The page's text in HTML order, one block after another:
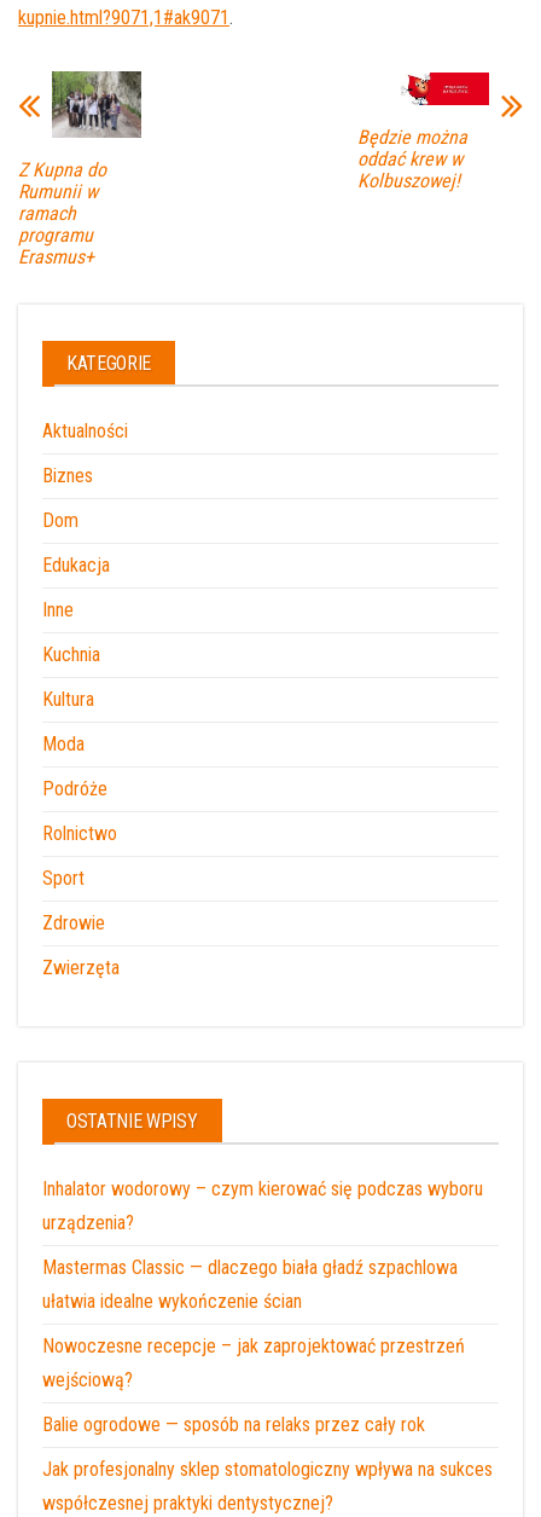
kupnie.html?9071,1#ak9071.
Z Kupna do
Rumunii w
ramach
programu
Erasmus+
Będzie można
oddać krew w
Kolbuszowej!
KATEGORIE
Aktualności
Biznes
Dom
Edukacja
Inne
Kuchnia
Kultura
Moda
Podróże
Rolnictwo
Sport
Zdrowie
Zwierzęta
OSTATNIE WPISY
Inhalator wodorowy – czym kierować się podczas wyboru
urządzenia?
Mastermas Classic — dlaczego biała gładź szpachlowa
ułatwia idealne wykończenie ścian
Nowoczesne recepcje – jak zaprojektować przestrzeń
wejściową?
Balie ogrodowe — sposób na relaks przez cały rok
Jak profesjonalny sklep stomatologiczny wpływa na sukces
współczesnej praktyki dentystycznej?